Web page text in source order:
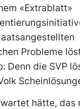
«Extrablatt»
Probleme
Denn die SVP
hätte, das